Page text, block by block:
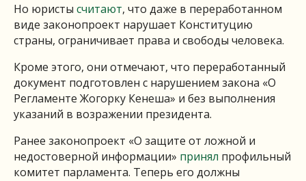
Но юристы считают, что даже в переработанном
виде законопроект нарушает Конституцию
страны, ограничивает права и свободы человека.
Кроме этого, они отмечают, что переработанный
документ подготовлен с нарушением закона «О
Регламенте Жогорку Кенеша» и без выполнения
указаний в возражении президента.
Ранее законопроект «О защите от ложной и
недостоверной информации» принял профильный
комитет парламента. Теперь его должны